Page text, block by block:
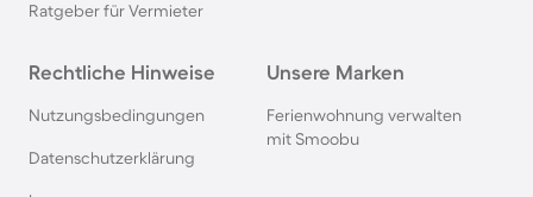
Angelurlaub in Island
Angelurlaub in Tschechien
Ratgeber für Vermieter
Rechtliche Hinweise
Nutzungsbedingungen
Datenschutzerklärung
Unsere Marken
Ferienwohnung verwalten
mit Smoobu